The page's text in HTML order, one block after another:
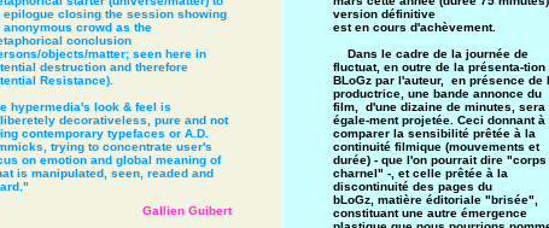
epilogue closing the session showing
anonymous crowd as the
conclusion
objects/matter; seen here in
destruction and therefore
Resistance).
hypermedia's look & feel is
decorativeless, pure and not
contemporary typefaces or A.D.
trying to concentrate user's
on emotion and global meaning of
is manipulated, seen, readed and
Gallien Guibert
version définitive
est en cours d'achèvement.
Dans le cadre de la journée de
fluctuat, en outre de la présenta-tion
BLoGz par l'auteur, en présence de
productrice, une bande annonce du
film, d'une dizaine de minutes, sera
égale-ment projetée. Ceci donnant à
comparer la sensibilité prêtée à la
continuité filmique (mouvements et
durée) - que l'on pourrait dire "corps
charnel" -, et celle prêtée à la
discontinuité des pages du
bLoGz, matière éditoriale "brisée",
constituant une autre émergence